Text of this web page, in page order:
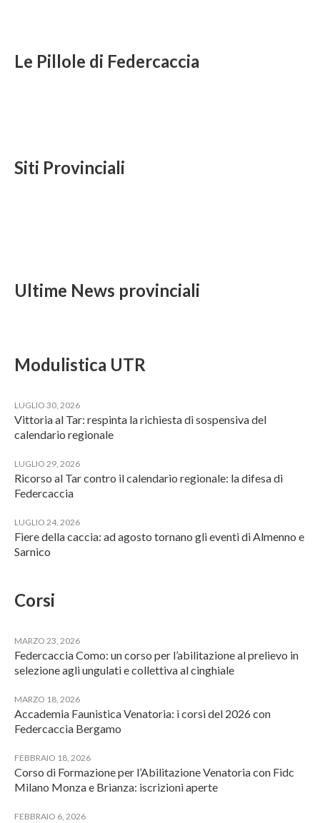
Le Pillole di Federcaccia
Siti Provinciali
Ultime News provinciali
Modulistica UTR
LUGLIO 30, 2026
Vittoria al Tar: respinta la richiesta di sospensiva del
calendario regionale
LUGLIO 29, 2026
Ricorso al Tar contro il calendario regionale: la difesa di
Federcaccia
LUGLIO 24, 2026
Fiere della caccia: ad agosto tornano gli eventi di Almenno e
Sarnico
Corsi
MARZO 23, 2026
Federcaccia Como: un corso per l’abilitazione al prelievo in
selezione agli ungulati e collettiva al cinghiale
MARZO 18, 2026
Accademia Faunistica Venatoria: i corsi del 2026 con
Federcaccia Bergamo
FEBBRAIO 18, 2026
Corso di Formazione per l’Abilitazione Venatoria con Fidc
Milano Monza e Brianza: iscrizioni aperte
FEBBRAIO 6, 2026